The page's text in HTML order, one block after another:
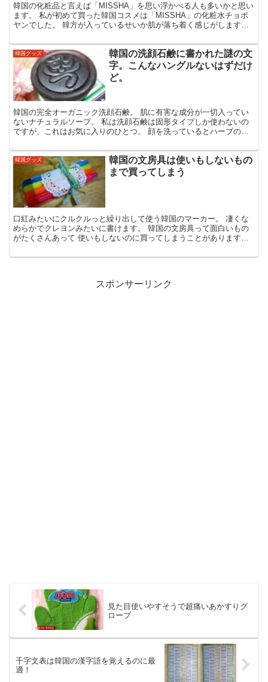
韓国の化粧品と言えば「MISSHA」を思い浮かべる人も多いかと思い
ます。 私が初めて買った韓国コスメは「MISSHA」の化粧水チョボ
ヤンでした。 韓方が入っているせいか肌が落ち着く感じがします。
韓国グッズ
韓国の洗顔石鹸に書かれた謎の文
字。こんなハングルないはずだけ
ど。
韓国の完全オーガニック洗顔石鹸。 肌に有害な成分が一切入ってい
ないナチュラルソープ。 私は洗顔石鹸は固形タイプしか使わないの
ですが、これはお気に入りのひとつ。 顔を洗っているとハーブの甘
韓国グッズ
韓国の文房具は使いもしないもの
まで買ってしまう
口紅みたいにクルクルっと繰り出して使う韓国のマーカー。 凄くな
めらかでクレヨンみたいに書けます。 韓国の文房具って面白いもの
がたくさんあって 使いもしないのに買ってしまうことがあります。
スポンサーリンク
見た目使いやすそうで超痛いあかすりグ
ローブ
千字文表は韓国の漢字語を覚えるのに最
適！